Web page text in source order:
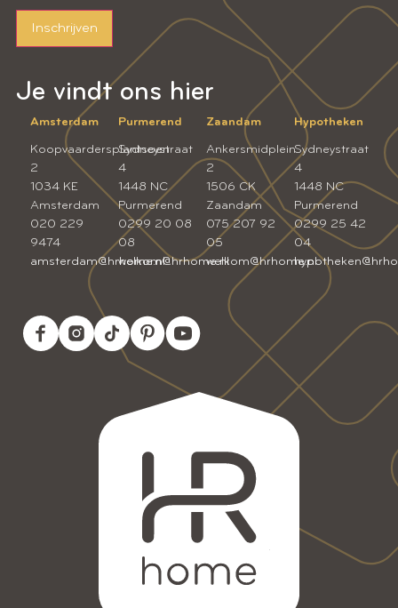
Je vindt ons hier
Amsterdam
Koopvaardersplantsoen
2
1034 KE
Amsterdam
020 229
9474
amsterdam@hrhome.nl
Purmerend
Sydneystraat
4
1448 NC
Purmerend
0299 20 08
08
welkom@hrhome.nl
Zaandam
Ankersmidplein
2
1506 CK
Zaandam
075 207 92
05
welkom@hrhome.nl
Hypotheken
Sydneystraat
4
1448 NC
Purmerend
0299 25 42
04
Inschrijven